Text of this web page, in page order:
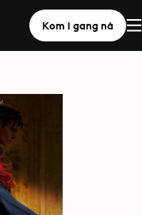
Kom i gang nå